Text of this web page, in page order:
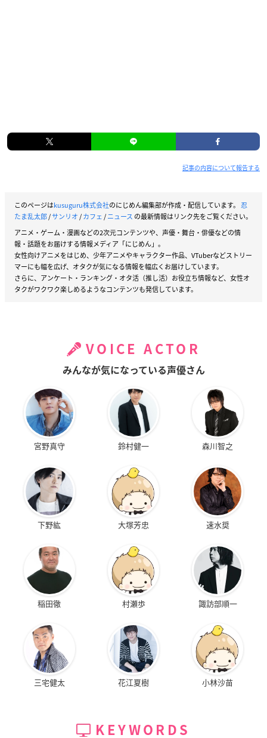
記事の内容について報告する
このページはkusuguru株式会社のにじめん編集部が作成・配信しています。 忍
たま乱太郎/サンリオ/カフェ/ニュース の最新情報はリンク先をご覧ください。
アニメ・ゲーム・漫画などの2次元コンテンツや、声優・舞台・俳優などの情
報・話題をお届けする情報メディア「にじめん」。
女性向けアニメをはじめ、少年アニメやキャラクター作品、VTuberなどストリー
マーにも幅を広げ、オタクが気になる情報を幅広くお届けしています。
さらに、アンケート・ランキング・オタ活（推し活）お役立ち情報など、女性オ
タクがワクワク楽しめるようなコンテンツも発信しています。
VOICE ACTOR
みんなが気になっている声優さん
宮野真守 鈴村健一 森川智之
下野紘 大塚芳忠 速水奨
稲田徹 村瀬歩 諏訪部順一
三宅健太 花江夏樹 小林沙苗
KEYWORDS